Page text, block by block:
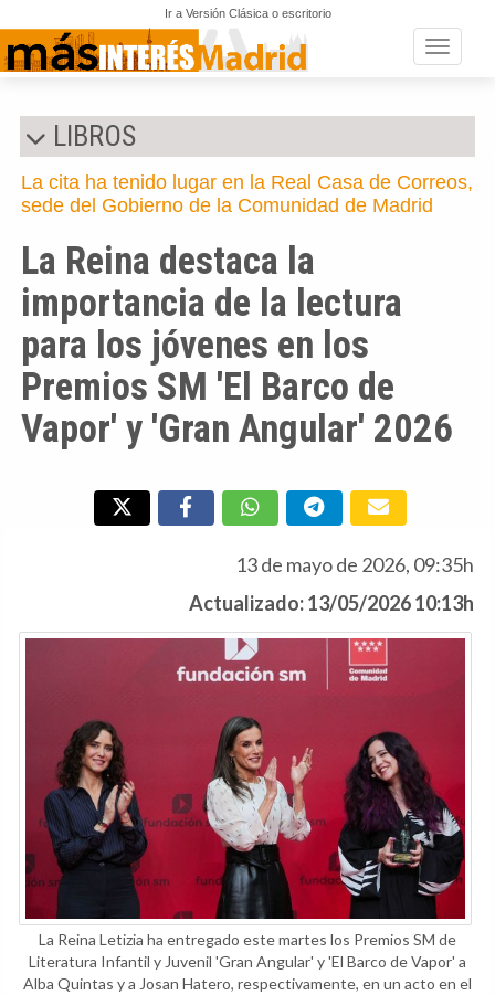
Ir a Versión Clásica o escritorio
Toggle
LIBROS
La cita ha tenido lugar en la Real Casa de Correos,
sede del Gobierno de la Comunidad de Madrid
La Reina destaca la
importancia de la lectura
para los jóvenes en los
Premios SM 'El Barco de
Vapor' y 'Gran Angular' 2026
13 de mayo de 2026, 09:35h
Actualizado: 13/05/2026 10:13h
La Reina Letizia ha entregado este martes los Premios SM de
Literatura Infantil y Juvenil 'Gran Angular' y 'El Barco de Vapor' a
Alba Quintas y a Josan Hatero, respectivamente, en un acto en el